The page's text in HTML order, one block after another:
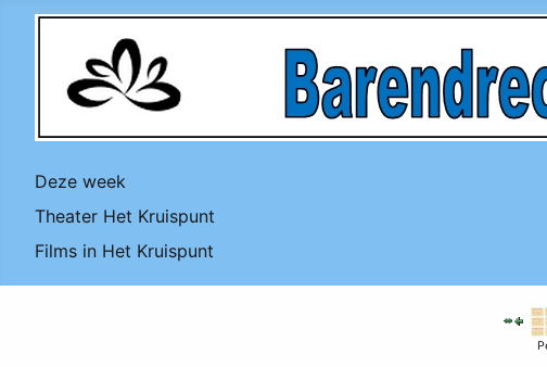
Deze week
Theater Het Kruispunt
Films in Het Kruispunt